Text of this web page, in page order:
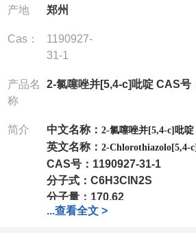
产地 郑州
Cas：
1190927-
31-1
产品名
称
2-氯噻唑并[5,4-c]吡啶 CAS号
简介 中文名称： 2-氯噻唑并[5,4-c]吡啶
英文名称： 2-Chlorothiazolo[5,4-
CAS号： 1190927-31-1
分子式： C6H3ClN2S
分子量： 170.62
包装：1Mg ; 5Mg;10Mg
...查看全文 >